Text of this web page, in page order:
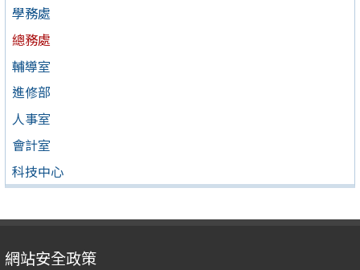
學務處
總務處
輔導室
進修部
人事室
會計室
科技中心
網站安全政策